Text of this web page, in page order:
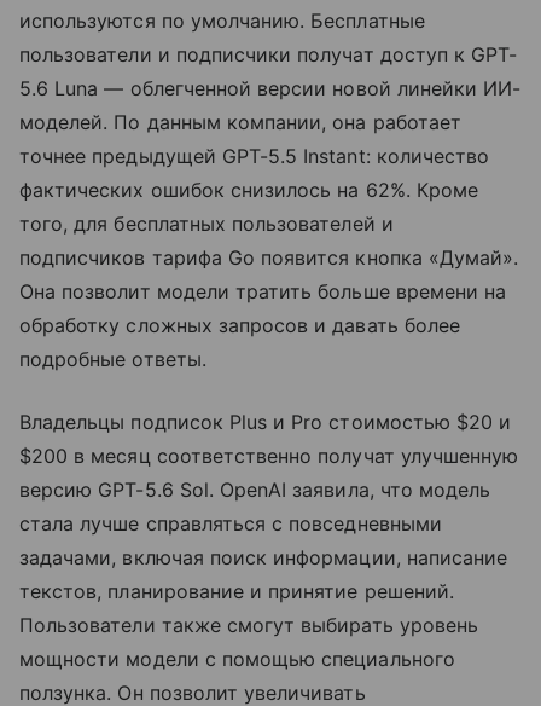
используются по умолчанию. Бесплатные
пользователи и подписчики получат доступ к GPT-
5.6 Luna — облегченной версии новой линейки ИИ-
моделей. По данным компании, она работает
точнее предыдущей GPT-5.5 Instant: количество
фактических ошибок снизилось на 62%. Кроме
того, для бесплатных пользователей и
подписчиков тарифа Go появится кнопка «Думай».
Она позволит модели тратить больше времени на
обработку сложных запросов и давать более
подробные ответы.
Владельцы подписок Plus и Pro стоимостью $20 и
$200 в месяц соответственно получат улучшенную
версию GPT-5.6 Sol. OpenAI заявила, что модель
стала лучше справляться с повседневными
задачами, включая поиск информации, написание
текстов, планирование и принятие решений.
Пользователи также смогут выбирать уровень
мощности модели с помощью специального
ползунка. Он позволит увеличивать